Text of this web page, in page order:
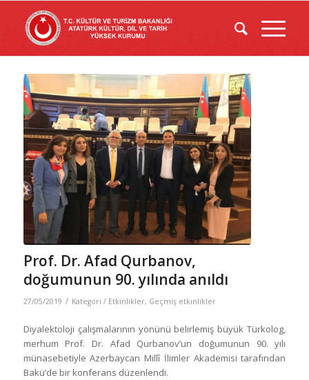
Prof. Dr. Afad Qurbanov,
doğumunun 90. yılında anıldı
27/05/2019 / Kategori / Etkinlikler, Geçmiş etkinlikler
Diyalektoloji çalışmalarının yönünü belirlemiş büyük Türkolog,
merhum Prof. Dr. Afad Qurbanov’un doğumunun 90. yılı
münasebetiyle Azerbaycan Millî İlimler Akademisi tarafından
Bakü’de bir konferans düzenlendi.